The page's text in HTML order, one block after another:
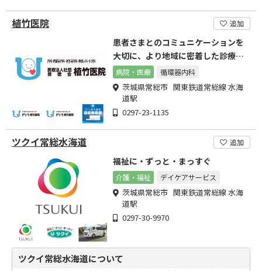
植竹医院 追加
患者さまとのコミュニケーションを
大切に、より地域に密着した診療を
心がけています。
病院・医療 循環器内科
茨城県常総市 関東鉄道常総線 水海
道駅
0297-23-1135
ツクイ常総水海道 追加
福祉に・ずっと・まっすぐ
介護・福祉 デイケアサービス
茨城県常総市 関東鉄道常総線 水海
道駅
0297-30-9970
ツクイ常総水海道について